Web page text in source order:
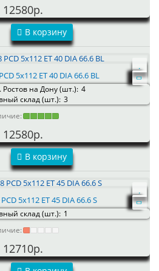
12580р.
В корзину
5x112 ET 40 DIA 66.6 BL
Ростов на Дону (шт.): 4
склад (шт.): 3
12580р.
В корзину
5x112 ET 45 DIA 66.6 S
склад (шт.): 1
12710р.